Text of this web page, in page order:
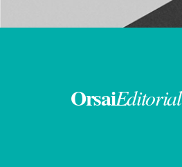
OrsaiEditorial